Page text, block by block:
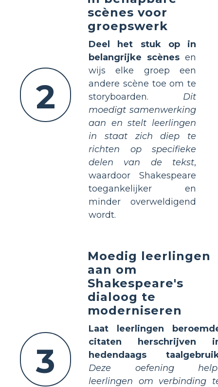
2
scènes voor
groepswerk
Deel het stuk op in
belangrijke scènes en
wijs elke groep een
andere scène toe om te
storyboarden. Dit
moedigt samenwerking
aan en stelt leerlingen
in staat zich diep te
richten op specifieke
delen van de tekst,
waardoor Shakespeare
toegankelijker en
minder overweldigend
wordt.
3
Moedig leerlingen
aan om
Shakespeare's
dialoog te
moderniseren
Laat leerlingen
citaten herschrijven
hedendaags
Deze oefening
leerlingen om verbinding